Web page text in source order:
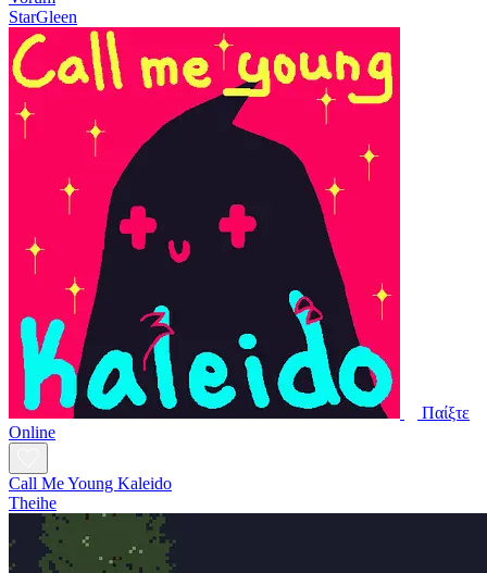
StarGleen
Παίξτε
Online
Call Me Young Kaleido
Theihe